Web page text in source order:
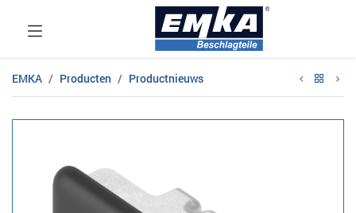
EMKA Producten Productnieuws